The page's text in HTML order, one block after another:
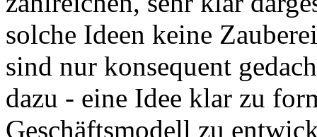
solche Ideen keine
sind nur konsequent
dazu - eine Idee klar zu
Geschäftsmodell zu